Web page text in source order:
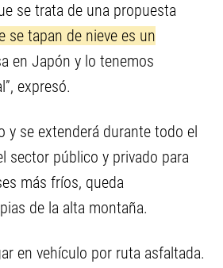
se trata de una propuesta
se tapan de nieve es un
en Japón y lo tenemos
expresó.
se extenderá durante todo el
sector público y privado para
más fríos, queda
de la alta montaña.
en vehículo por ruta asfaltada.